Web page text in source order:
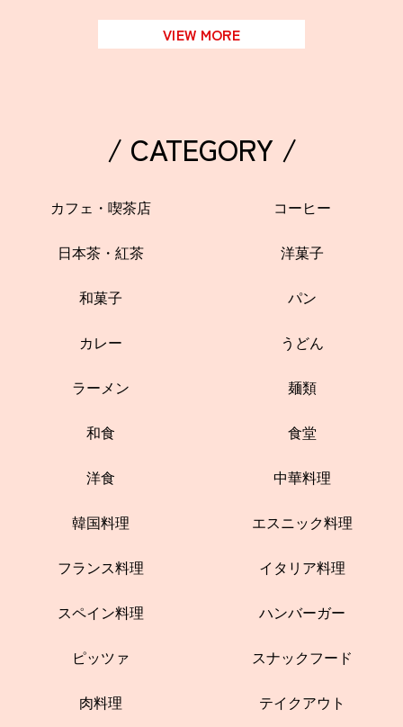
VIEW MORE
/ CATEGORY /
カフェ・喫茶店 コーヒー
日本茶・紅茶 洋菓子
和菓子 パン
カレー うどん
ラーメン 麺類
和食 食堂
洋食 中華料理
韓国料理 エスニック料理
フランス料理 イタリア料理
スペイン料理 ハンバーガー
ピッツァ スナックフード
肉料理 テイクアウト